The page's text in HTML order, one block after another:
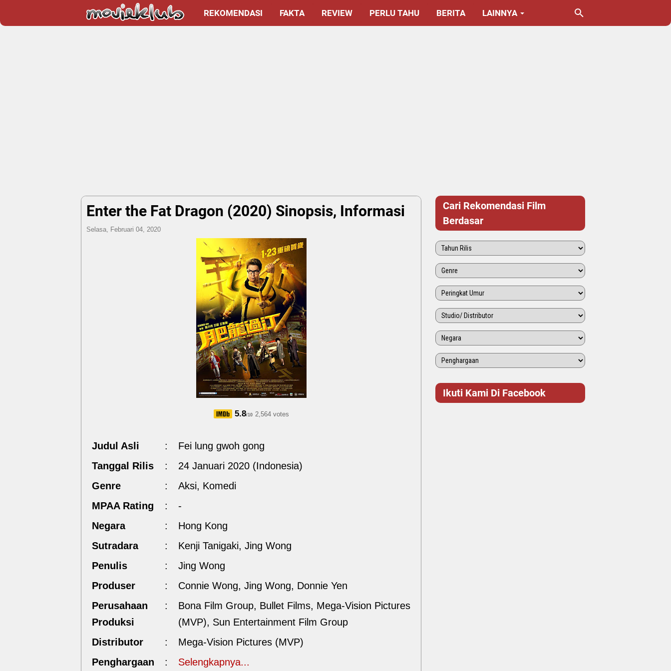
REKOMENDASI FAKTA REVIEW PERLU TAHU BERITA LAINNYA
Enter the Fat Dragon (2020) Sinopsis, Informasi
Selasa, Februari 04, 2020
5.8/10 2,564 votes
Judul Asli :
Fei lung gwoh gong
Tanggal Rilis
:
24 Januari 2020 (Indonesia)
Genre
:
Aksi, Komedi
MPAA Rating
:
-
Negara
:
Hong Kong
Sutradara
:
Kenji Tanigaki, Jing Wong
Penulis
:
Jing Wong
Produser
:
Connie Wong, Jing Wong, Donnie Yen
Perusahaan
Produksi
:
Bona Film Group, Bullet Films, Mega-Vision Pictures
(MVP), Sun Entertainment Film Group
Distributor
:
Mega-Vision Pictures (MVP)
Penghargaan
:
Selengkapnya...
Cari Rekomendasi Film
Berdasar
Ikuti Kami Di Facebook